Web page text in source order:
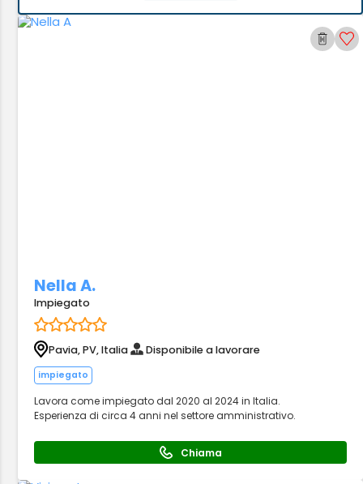
Nella A.
Impiegato
Pavia, PV, Italia Disponibile a lavorare
impiegato
Lavora come impiegato dal 2020 al 2024 in Italia.
Esperienza di circa 4 anni nel settore amministrativo.
Chiama